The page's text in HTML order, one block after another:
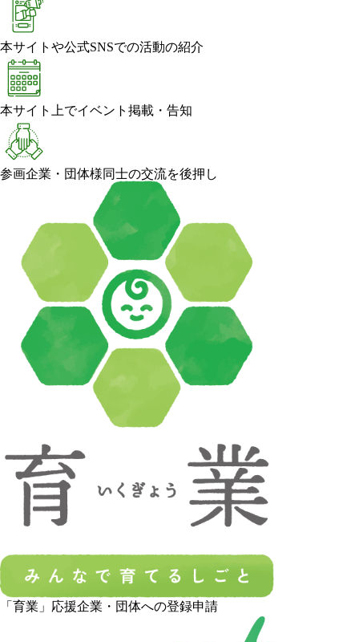
本サイトや公式SNSでの活動の紹介
本サイト上でイベント掲載・告知
参画企業・団体様同士の交流を後押し
「育業」応援企業・団体への登録申請